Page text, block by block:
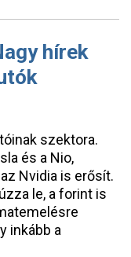
hírek
szektora.
és a Nio,
Nvidia is erősít.
le, a forint is
inkább a